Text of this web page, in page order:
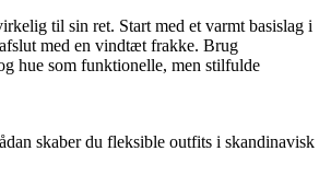
til sin ret. Start med et varmt basislag i
med en vindtæt frakke. Brug
hue som funktionelle, men stilfulde
skaber du fleksible outfits i skandinavisk